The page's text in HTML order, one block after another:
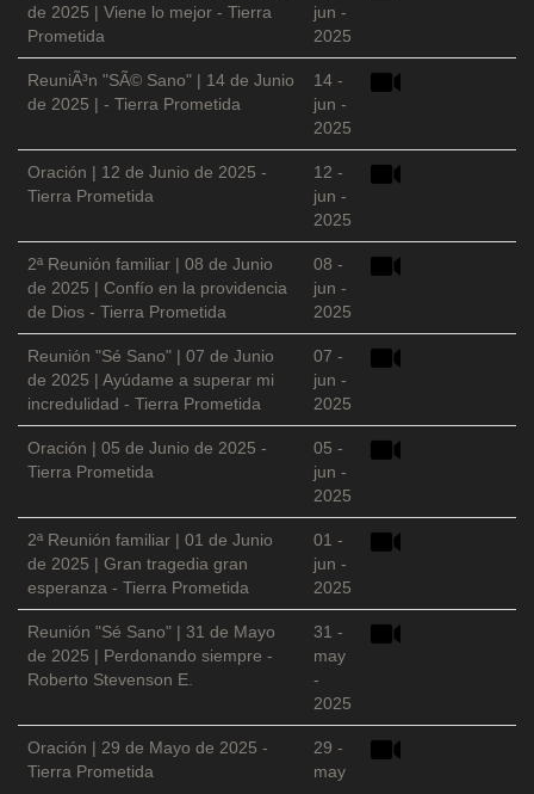
de 2025 | Viene lo mejor - Tierra
Prometida
jun -
2025
ReuniÃ³n "SÃ© Sano" | 14 de Junio
de 2025 | - Tierra Prometida
14 -
jun -
2025
Oración | 12 de Junio de 2025 -
Tierra Prometida
12 -
jun -
2025
2ª Reunión familiar | 08 de Junio
de 2025 | Confío en la providencia
de Dios - Tierra Prometida
08 -
jun -
2025
Reunión "Sé Sano" | 07 de Junio
de 2025 | Ayúdame a superar mi
incredulidad - Tierra Prometida
07 -
jun -
2025
Oración | 05 de Junio de 2025 -
Tierra Prometida
05 -
jun -
2025
2ª Reunión familiar | 01 de Junio
de 2025 | Gran tragedia gran
esperanza - Tierra Prometida
01 -
jun -
2025
Reunión "Sé Sano" | 31 de Mayo
de 2025 | Perdonando siempre -
Roberto Stevenson E.
31 -
may
-
2025
Oración | 29 de Mayo de 2025 -
Tierra Prometida
29 -
may